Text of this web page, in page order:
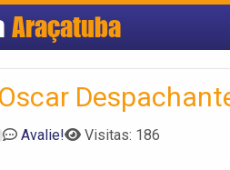
Araçatuba
Avalie! Visitas: 186